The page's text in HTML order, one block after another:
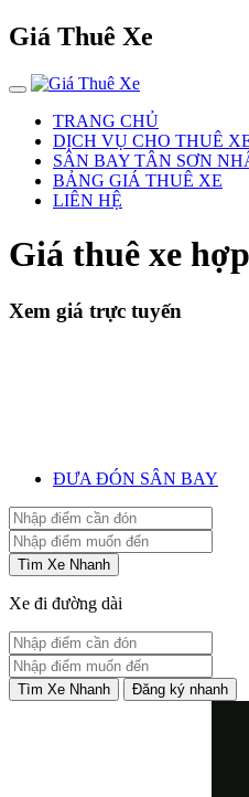
Giá Thuê Xe
TRANG CHỦ
DỊCH VỤ CHO THUÊ
SÂN BAY TÂN SƠN
BẢNG GIÁ THUÊ XE
LIÊN HỆ
Giá thuê xe
Xem giá trực tuyến
ĐƯA ĐÓN SÂN BAY
Tìm Xe Nhanh
Xe đi đường dài
Tìm Xe Nhanh Đăng ký nhanh